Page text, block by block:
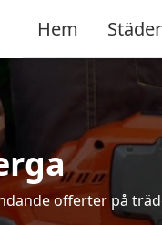
Hem Städer
offerter på